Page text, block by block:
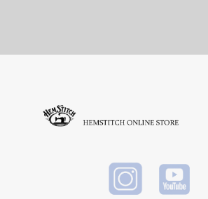
T-SHIRT (
S/S Tee)
S/S Tee)